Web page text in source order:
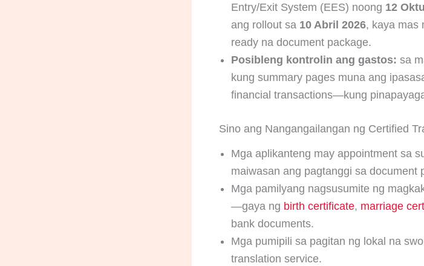
Entry/Exit System (EES) noong 12
ang rollout sa 10 Abril 2026, kaya mas
ready na document package.
Posibleng kontrolin ang gastos: sa
kung summary pages muna ang
financial transactions—kung
Sino ang Nangangailangan ng Certified
Mga aplikanteng may appointment sa
maiwasan ang pagtanggi sa document
Mga pamilyang nagsusumite ng
—gaya ng birth certificate, marriage
bank documents.
Mga pumipili sa pagitan ng lokal na
translation service.